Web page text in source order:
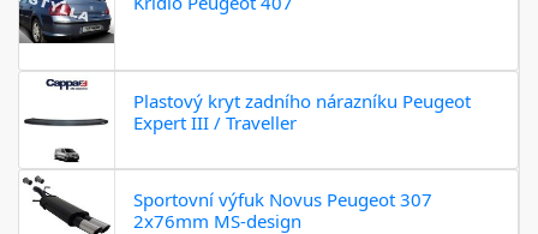
Plastový kryt zadního nárazníku Peugeot
Expert III / Traveller
Sportovní výfuk Novus Peugeot 307
2x76mm MS-design